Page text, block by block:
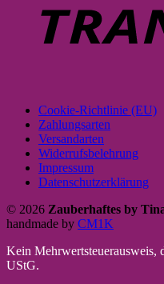
Cookie-Richtlinie (EU)
Zahlungsarten
Versandarten
Widerrufsbelehrung
Impressum
Datenschutzerklärung
© 2026 Zauberhaftes by
handmade by CM1K
Kein Mehrwertsteuerausweis,
UStG.